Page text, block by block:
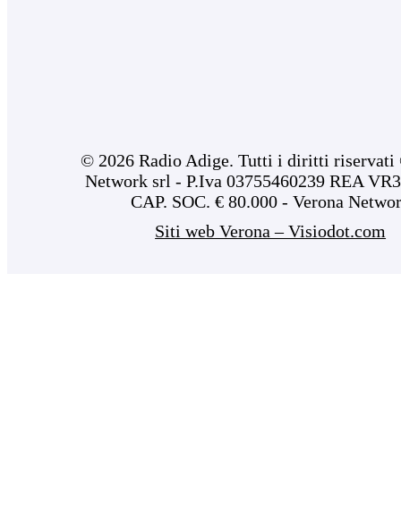
© 2026 Radio Adige. Tutti i diritti riservati
Network srl - P.Iva 03755460239 REA
CAP. SOC. € 80.000 - Verona
Siti web Verona – Visiodot.com